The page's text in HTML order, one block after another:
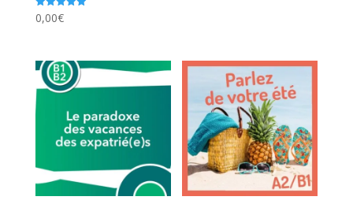
Note
5.00
0,00€